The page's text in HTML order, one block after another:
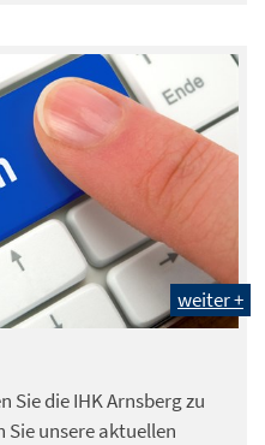
weiter +
Sie die IHK Arnsberg zu
unsere aktuellen